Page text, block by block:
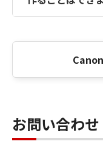
お問い合わせ